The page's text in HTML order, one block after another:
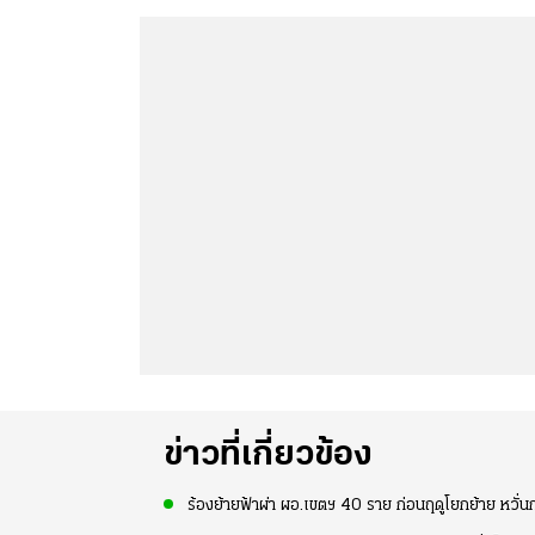
ข่าวที่เกี่ยวข้อง
ร้องย้ายฟ้าผ่า ผอ.เขตฯ 40 ราย ก่อนฤดูโยกย้าย หวั่น